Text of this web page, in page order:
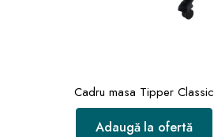
Cadru masa Tipper Classic
Adaugă la ofertă